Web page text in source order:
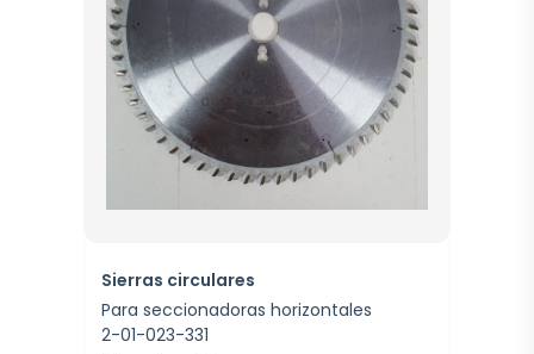
Sierras circulares
Para seccionadoras horizontales
2-01-023-331